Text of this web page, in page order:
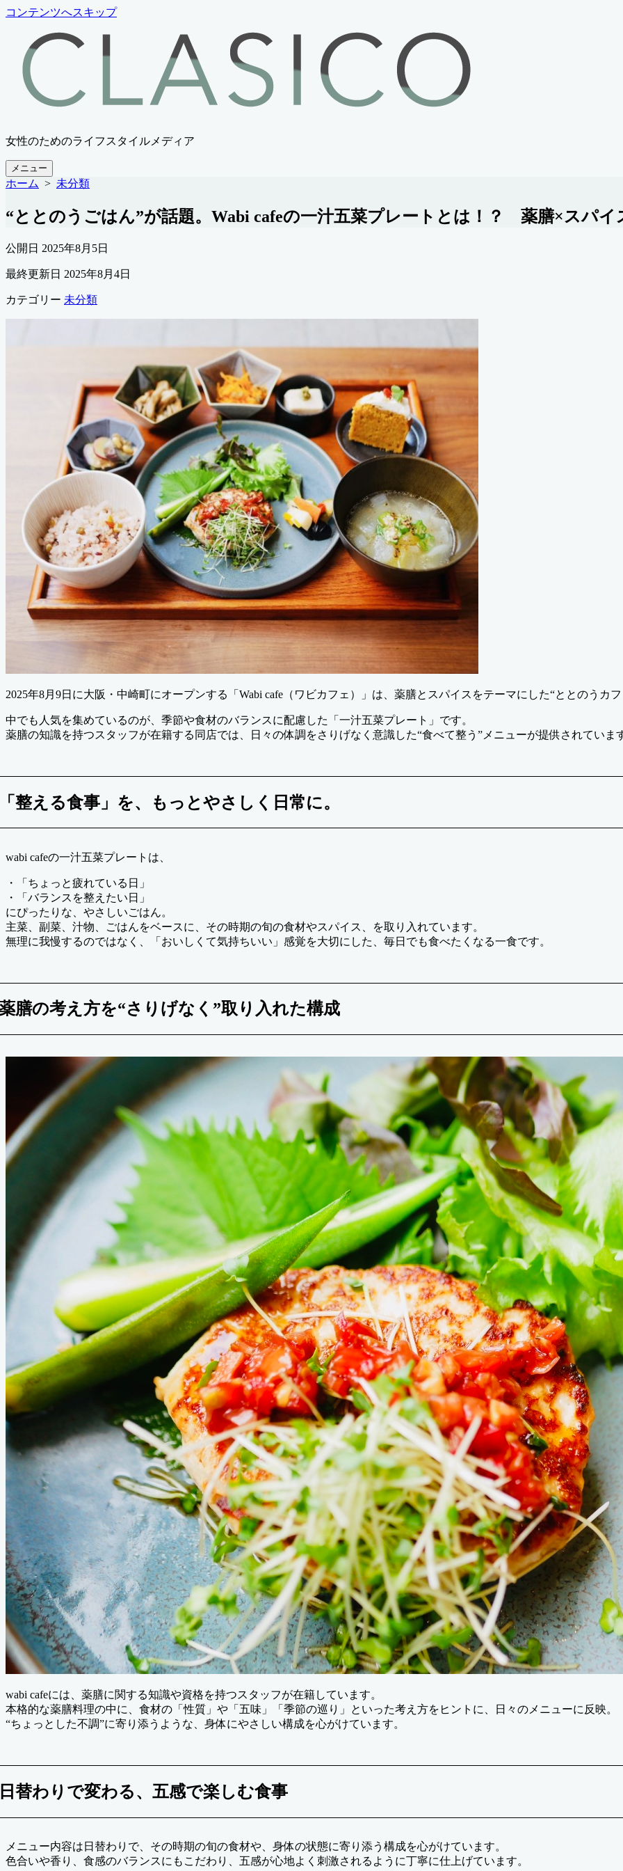
コンテンツへスキップ
女性のためのライフスタイルメディア
メニュー
ホーム > 未分類
“ととのうごはん”が話題。Wabi cafeの一汁五菜プレートとは！？ 薬膳×スパイ
公開日 2025年8月5日
最終更新日 2025年8月4日
カテゴリー 未分類
2025年8月9日に大阪・中崎町にオープンする「Wabi cafe（ワビカフェ）」は、薬膳とスパイスをテーマにした“ととのうカフ
中でも人気を集めているのが、季節や食材のバランスに配慮した「一汁五菜プレート」です。
薬膳の知識を持つスタッフが在籍する同店では、日々の体調をさりげなく意識した“食べて整う”メニューが提供されていま
整える食事」を、もっとやさしく日常に。
wabi cafeの一汁五菜プレートは、
・「ちょっと疲れている日」
・「バランスを整えたい日」
にぴったりな、やさしいごはん。
主菜、副菜、汁物、ごはんをベースに、その時期の旬の食材やスパイス、を取り入れています。
無理に我慢するのではなく、「おいしくて気持ちいい」感覚を大切にした、毎日でも食べたくなる一食です。
膳の考え方を“さりげなく”取り入れた構成
wabi cafeには、薬膳に関する知識や資格を持つスタッフが在籍しています。
本格的な薬膳料理の中に、食材の「性質」や「五味」「季節の巡り」といった考え方をヒントに、日々のメニューに反映。
“ちょっとした不調”に寄り添うような、身体にやさしい構成を心がけています。
替わりで変わる、五感で楽しむ食事
メニュー内容は日替わりで、その時期の旬の食材や、身体の状態に寄り添う構成を心がけています。
色合いや香り、食感のバランスにもこだわり、五感が心地よく刺激されるように丁寧に仕上げています。